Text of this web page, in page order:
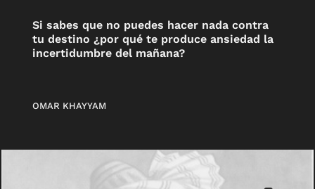
Si sabes que no puedes hacer nada contra
tu destino ¿por qué te produce ansiedad la
incertidumbre del mañana?
OMAR KHAYYAM